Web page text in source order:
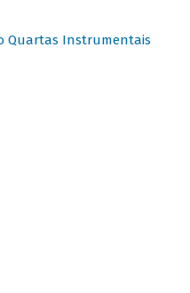
Quartas Instrumentais